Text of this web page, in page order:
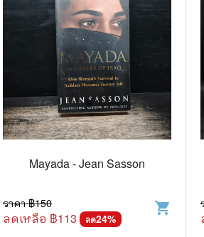
Mayada - Jean Sasson
ราคา ฿150
ลดเหลือ ฿113 ลด24%
shopping_cart
แฟนคลับดารา
เรื่องย่อซีรี่ย์ต่างประเทศ
🌍 ทั่วไปและวาไรตี้
🤡 เรื่องสั้น ขำขัน
🎨 ศิลปะและการออกแบบ
🎸 ดนตรี
🩱 แฟชั่น
🔭 วิทยาศาสตร์